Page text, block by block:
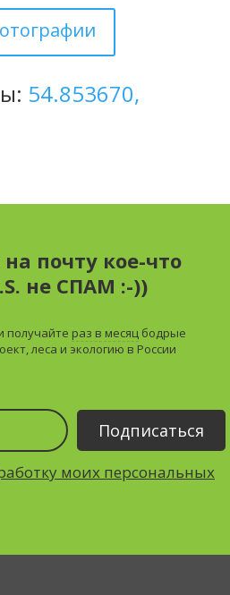
54.853670,
почту кое-что
не СПАМ :-))
получайте раз в месяц бодрые
леса и экологию в России
моих персональных